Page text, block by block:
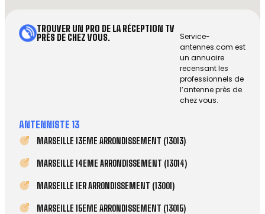
TROUVER UN PRO DE LA RÉCEPTION TV
PRÈS DE CHEZ VOUS.
Service-
antennes.com est
un annuaire
recensant les
professionnels de
l’antenne près de
chez vous.
ANTENNISTE 13
MARSEILLE 13EME ARRONDISSEMENT (13013)
MARSEILLE 14EME ARRONDISSEMENT (13014)
MARSEILLE 1ER ARRONDISSEMENT (13001)
MARSEILLE 15EME ARRONDISSEMENT (13015)